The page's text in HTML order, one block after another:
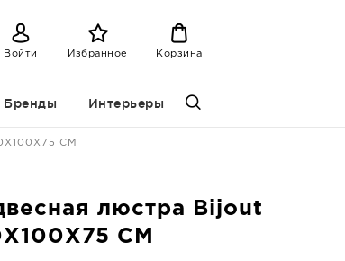
Войти Избранное Корзина
Бренды Интерьеры
CM
люстра Bijout
CM